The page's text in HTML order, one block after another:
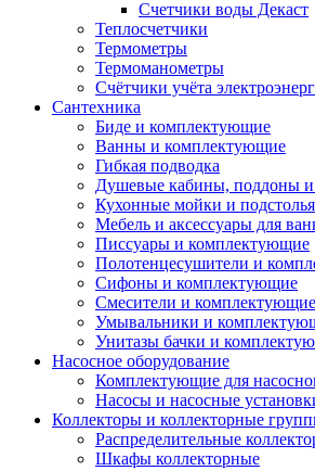
Счетчики воды Декаст
Теплосчетчики
Термометры
Термоманометры
Счётчики учёта
Сантехника
Биде и комплектующие
Ванны и комплектующие
Гибкая подводка
Душевые кабины, поддоны
Кухонные мойки и подстолья
Мебель и аксессуары для
Писсуары и комплектующие
Полотенцесушители и
Сифоны и комплектующие
Смесители и комплектующие
Умывальники и
Унитазы бачки и
Насосное оборудование
Комплектующие для
Насосы и насосные
Коллекторы и коллекторные
Распределительные
Шкафы коллекторные